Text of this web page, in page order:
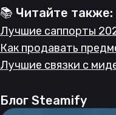
📚 Читайте также:
Лучшие саппорты
Как продавать
Лучшие связки с
Блог Steamify